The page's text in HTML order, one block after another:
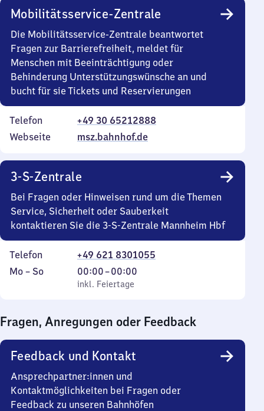
Mobilitätsservice-Zentrale
Die Mobilitätsservice-Zentrale beantwortet
Fragen zur Barrierefreiheit, meldet für
Menschen mit Beeinträchtigung oder
Behinderung Unterstützungswünsche an und
bucht für sie Tickets und Reservierungen
Telefon
+49 30 65212888
Webseite
msz.bahnhof.de
3-S-Zentrale
Bei Fragen oder Hinweisen rund um die Themen
Service, Sicherheit oder Sauberkeit
kontaktieren Sie die 3-S-Zentrale Mannheim Hbf
Telefon
+49 621 8301055
Montag
Mo – So,
inkl. Feiertage
00:00–00:00
Von
0
0
Uhr
inkl. Feiertage
Fragen, Anregungen oder Feedback
Feedback und Kontakt
Ansprechpartner:innen und
Kontaktmöglichkeiten bei Fragen oder
Feedback zu unseren Bahnhöfen